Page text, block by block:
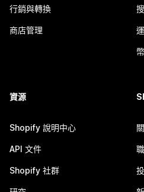
行銷與轉換
商店管理
資源
Shopify 說明中心
API 文件
Shopify 社群